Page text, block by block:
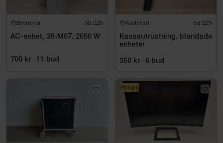
Bromma 5d 22h
AC-enhet, 36-M07, 2050 W
700 kr · bud
Karlstad 5d 22h
Kassautrustning, blandade
enheter
350 kr · 6 bud
Philips